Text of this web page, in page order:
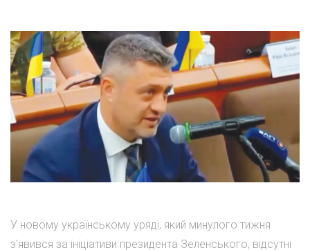
У новому українському уряді, який минулого тижня
з'явився за ініціативи президента Зеленського, відсутні